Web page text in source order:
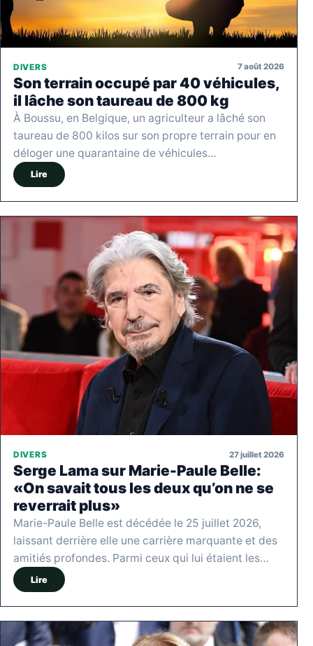
DIVERS 7 août 2026
Son terrain occupé par 40 véhicules,
il lâche son taureau de 800 kg
À Boussu, en Belgique, un agriculteur a lâché son
taureau de 800 kilos sur son propre terrain pour en
déloger une quarantaine de véhicules…
Lire
DIVERS 27 juillet 2026
Serge Lama sur Marie-Paule Belle:
«On savait tous les deux qu’on ne se
reverrait plus»
Marie-Paule Belle est décédée le 25 juillet 2026,
laissant derrière elle une carrière marquante et des
amitiés profondes. Parmi ceux qui lui étaient les…
Lire